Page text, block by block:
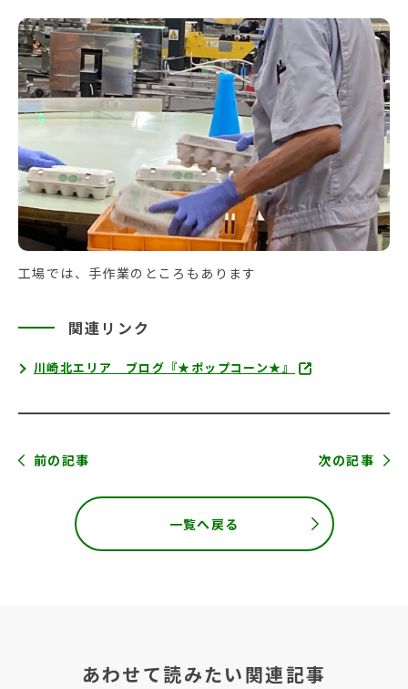
工場では、手作業のところもあります
関連リンク
川崎北エリア ブログ『★ポップコーン★』
前の記事 次の記事
一覧へ戻る
あわせて読みたい関連記事